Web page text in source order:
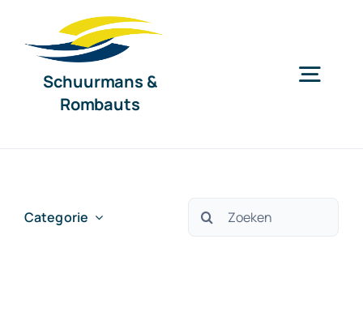
naar
Schuurmans &
Rombauts
Categorie
Zoeken